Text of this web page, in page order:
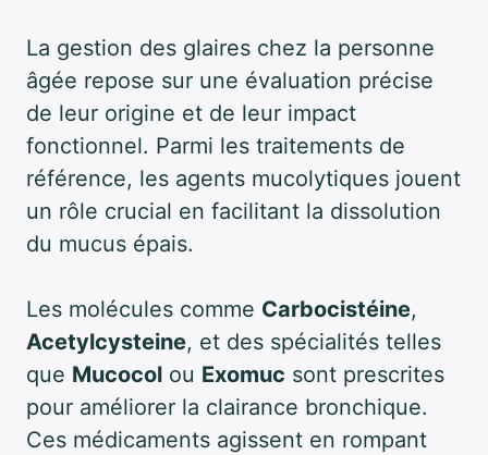
La gestion des glaires chez la personne
âgée repose sur une évaluation précise
de leur origine et de leur impact
fonctionnel. Parmi les traitements de
référence, les agents mucolytiques jouent
un rôle crucial en facilitant la dissolution
du mucus épais.
Les molécules comme Carbocistéine,
Acetylcysteine, et des spécialités telles
que Mucocol ou Exomuc sont prescrites
pour améliorer la clairance bronchique.
Ces médicaments agissent en rompant